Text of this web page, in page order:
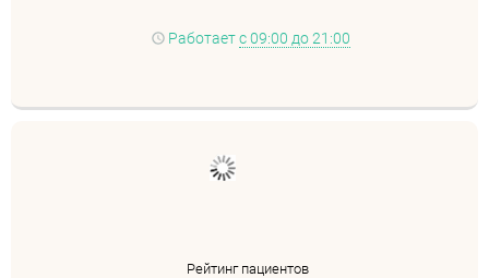
Работает с 09:00 до 21:00
Рейтинг пациентов